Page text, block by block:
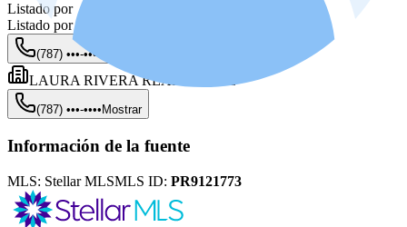
Listado por
Listado por
(787) •••-••••
LAURA RIVERA REAL ESTATE
(787) •••-•••• Mostrar
Información de la fuente
MLS: Stellar MLSMLS ID: PR9121773